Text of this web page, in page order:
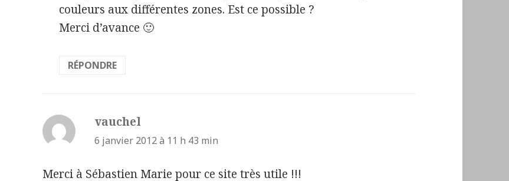
couleurs aux différentes zones. Est ce possible ?
Merci d’avance 🙂
RÉPONDRE
vauchel
6 janvier 2012 à 11 h 43 min
Merci à Sébastien Marie pour ce site très utile !!!